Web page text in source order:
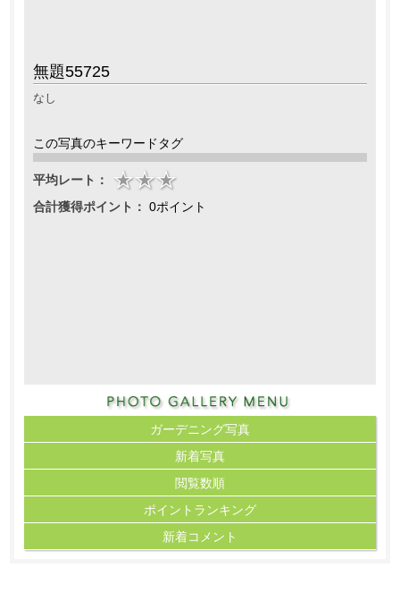
無題55725
なし
この写真のキーワードタグ
平均レート：
合計獲得ポイント： 0ポイント
ガーデニング写真
新着写真
閲覧数順
ポイント ランキング
新着コメント